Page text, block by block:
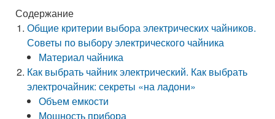
Содержание
Общие критерии выбора электрических чайников.
Советы по выбору электрического чайника
Материал чайника
Как выбрать чайник электрический. Как выбрать
электрочайник: секреты «на ладони»
Объем емкости
Мощность прибора